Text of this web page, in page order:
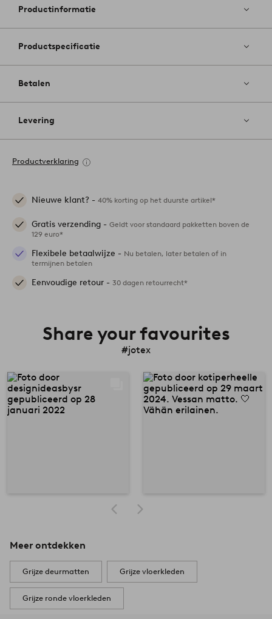
Productinformatie
Productspecificatie
Betalen
Levering
Productverklaring
Nieuwe klant? - 40% korting op het duurste artikel*
Gratis verzending - Geldt voor standaard pakketten boven de
129 euro*
Flexibele betaalwijze - Nu betalen, later betalen of in
termijnen betalen
Eenvoudige retour - 30 dagen retourrecht*
Share your favourites
#jotex
Meer ontdekken
Grijze deurmatten Grijze vloerkleden
Grijze ronde vloerkleden